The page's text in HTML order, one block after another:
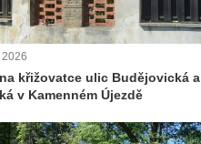
křižovatce ulic Budějovická a
v Kamenném Újezdě